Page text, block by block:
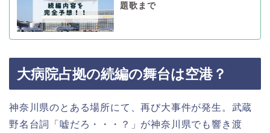
題歌まで
大病院占拠の続編の舞台は空港？
神奈川県のとある場所にて、再び大事件が発生。武蔵
野名台詞「嘘だろ・・・？」が神奈川県でも響き渡